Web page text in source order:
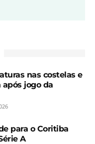
nas costelas e
jogo da
para o Coritiba
A